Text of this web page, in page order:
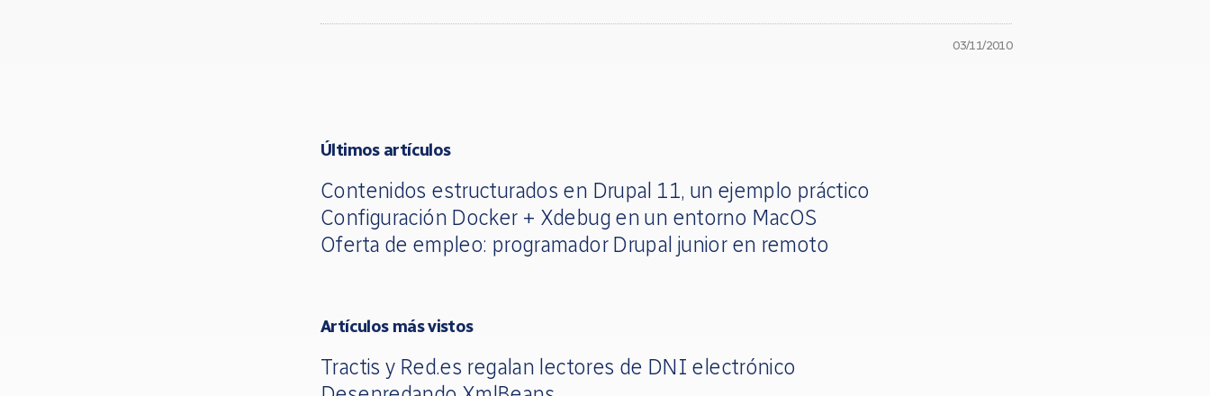
03/11/2010
Últimos artículos
Contenidos estructurados en Drupal 11, un ejemplo práctico
Configuración Docker + Xdebug en un entorno MacOS
Oferta de empleo: programador Drupal junior en remoto
Artículos más vistos
Tractis y Red.es regalan lectores de DNI electrónico